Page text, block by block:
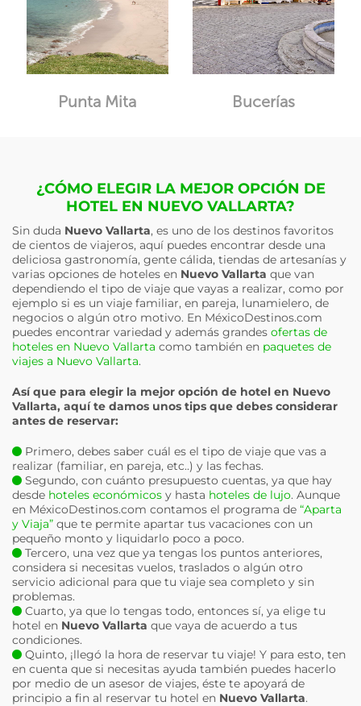
Punta Mita Bucerías
¿CÓMO ELEGIR LA MEJOR OPCIÓN DE
HOTEL EN NUEVO VALLARTA?
Sin duda Nuevo Vallarta, es uno de los destinos favoritos
de cientos de viajeros, aquí puedes encontrar desde una
deliciosa gastronomía, gente cálida, tiendas de artesanías y
varias opciones de hoteles en Nuevo Vallarta que van
dependiendo el tipo de viaje que vayas a realizar, como por
ejemplo si es un viaje familiar, en pareja, lunamielero, de
negocios o algún otro motivo. En MéxicoDestinos.com
puedes encontrar variedad y además grandes ofertas de
hoteles en Nuevo Vallarta como también en paquetes de
viajes a Nuevo Vallarta.
Así que para elegir la mejor opción de hotel en Nuevo
Vallarta, aquí te damos unos tips que debes considerar
antes de reservar:
Primero, debes saber cuál es el tipo de viaje que vas a
realizar (familiar, en pareja, etc..) y las fechas.
Segundo, con cuánto presupuesto cuentas, ya que hay
desde hoteles económicos y hasta hoteles de lujo. Aunque
en MéxicoDestinos.com contamos el programa de “Aparta
y Viaja” que te permite apartar tus vacaciones con un
pequeño monto y liquidarlo poco a poco.
Tercero, una vez que ya tengas los puntos anteriores,
considera si necesitas vuelos, traslados o algún otro
servicio adicional para que tu viaje sea completo y sin
problemas.
Cuarto, ya que lo tengas todo, entonces sí, ya elige tu
hotel en Nuevo Vallarta que vaya de acuerdo a tus
condiciones.
Quinto, ¡llegó la hora de reservar tu viaje! Y para esto, ten
en cuenta que si necesitas ayuda también puedes hacerlo
por medio de un asesor de viajes, éste te apoyará de
principio a fin al reservar tu hotel en Nuevo Vallarta.